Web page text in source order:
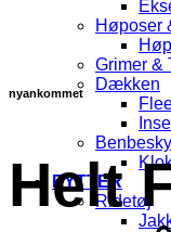
Høposer
Grimer &
Dækken
RYTTER
Ridetøj
nyankommet
Helt